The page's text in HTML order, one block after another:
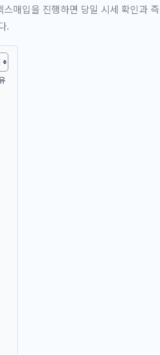
매입을 진행하면 당일 시세 확인과
.